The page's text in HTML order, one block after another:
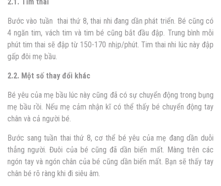
Bước vào tuần thai thứ 8, thai nhi đang dần phát triển. Bé cũng có
4 ngăn tim, vách tim và tim bé cũng bắt đầu đập. Trung bình mỗi
phút tim thai sẽ đập từ 150-170 nhịp/phút. Tim thai nhi lúc này đập
gấp đôi mẹ bầu.
2.2. Một số thay đổi khác
Bé yêu của mẹ bầu lúc này cũng đã có sự chuyển động trong bụng
mẹ bầu rồi. Nếu mẹ cảm nhận kĩ có thể thấy bé chuyển động tay
chân và cả người bé.
Bước sang tuần thai thứ 8, cơ thể bé yêu của mẹ đang dần duỗi
thẳng người. Đuôi của bé cũng đã dần biến mất. Màng trên các
ngón tay và ngón chân của bé cũng dần biến mất. Bạn sẽ thấy tay
chân bé rõ ràng khi đi siêu âm.